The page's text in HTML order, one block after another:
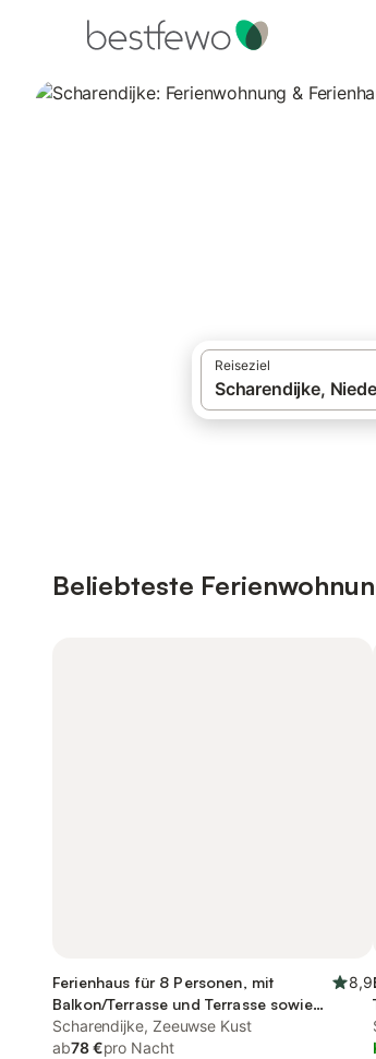
Reiseziel
Beliebteste
Ferienhaus für 8 Personen, mit
Balkon/Terrasse und Terrasse sowie
Sauna
8,9
Scharendijke, Zeeuwse Kust
ab78 €pro Nacht